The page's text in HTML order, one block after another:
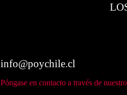
info@poychile.cl
Póngase en contacto a través de